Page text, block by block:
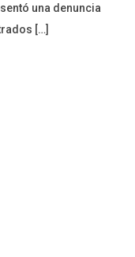
una denuncia
[…]